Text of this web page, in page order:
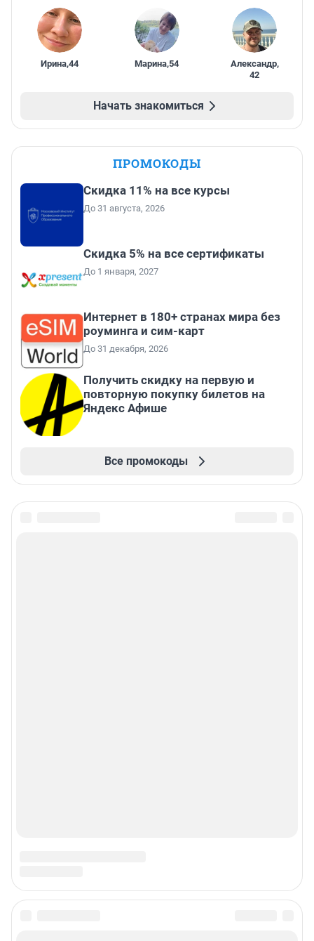
Ирина,44 Марина,54 Александр,
42
Начать знакомиться
ПРОМОКОДЫ
Скидка 11% на все курсы
До 31 августа, 2026
Скидка 5% на все сертификаты
До 1 января, 2027
Интернет в 180+ странах мира без
роуминга и сим-карт
До 31 декабря, 2026
Получить скидку на первую и
повторную покупку билетов на
Яндекс Афише
Все промокоды